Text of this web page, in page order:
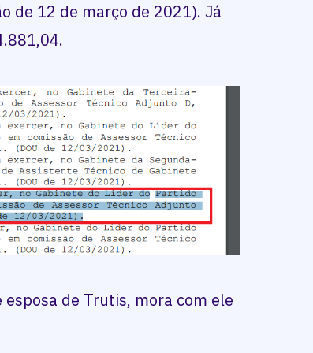
de 12 de março de 2021). Já
de Trutis, mora com ele